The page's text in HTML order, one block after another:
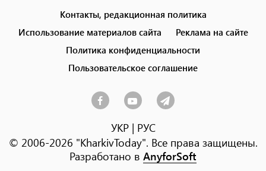
menu
Контакты, редакционная политика
Использование материалов сайта
Реклама на сайте
Политика конфиденциальности
Пользовательское соглашение
УКР| РУС
© 2006-2026 "KharkivToday". Все права защищены.
Разработано в AnyforSoft